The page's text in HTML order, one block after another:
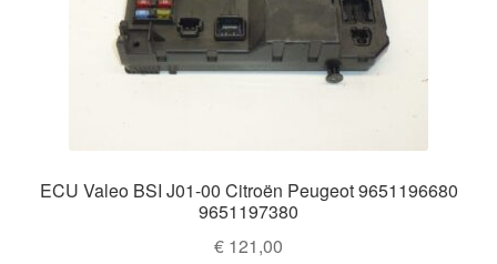
ECU Valeo BSI J01-00 Citroën Peugeot 9651196680
9651197380
€ 121,00